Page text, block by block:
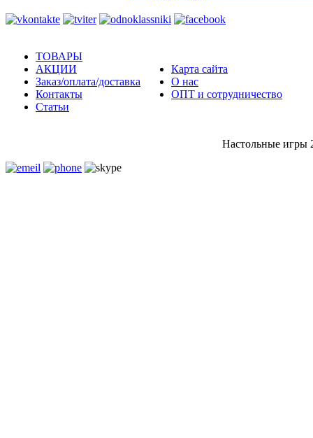
ТОВАРЫ
АКЦИИ
Заказ/оплата/доставка
Контакты
Статьи
Карта сайта
О нас
ОПТ и сотрудничество